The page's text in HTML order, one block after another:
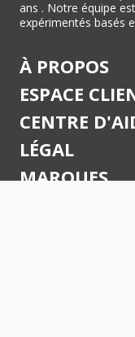
ans . Notre équipe
expérimentés basés
À PROPOS
ESPACE
CENTRE
LÉGAL
MARQUES